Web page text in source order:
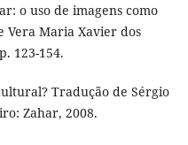
o uso de imagens como
Vera Maria Xavier dos
123-154.
Tradução de Sérgio
Zahar, 2008.